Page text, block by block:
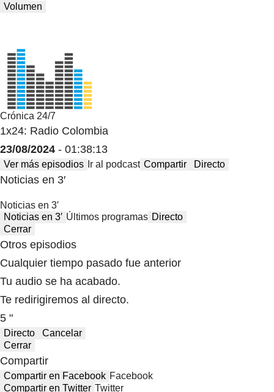
Volumen
Crónica 24/7
1x24: Radio Colombia
23/08/2024 - 01:38:13
Ver más episodios Ir al podcast Compartir Directo
Noticias en 3′
Noticias en 3′
Noticias en 3′ Últimos programas Directo
Cerrar
Otros episodios
Cualquier tiempo pasado fue anterior
Tu audio se ha acabado.
Te redirigiremos al directo.
5 "
Directo
Cancelar
Cerrar
Compartir
Compartir en Facebook Facebook
Compartir en Twitter Twitter